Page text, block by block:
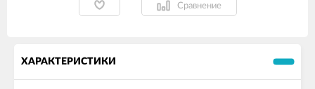
Сравнение
ХАРАКТЕРИСТИКИ